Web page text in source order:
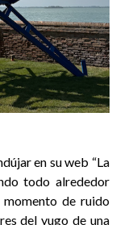
en su web “La
todo alrededor
momento de ruido
del yugo de una